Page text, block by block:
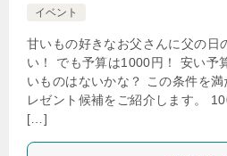
イベント
甘いもの好きなお父さんに父の日
い！ でも予算は1000円！ 安い予
いものはないかな？ この条件を
レゼント候補をご紹介します。
[…]